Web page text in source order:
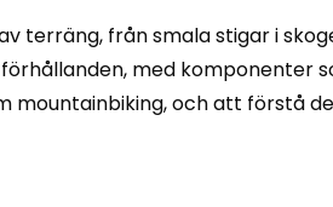
terräng, från smala stigar i
med komponenter
mountainbiking, och att förstå